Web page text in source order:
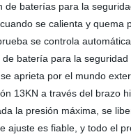
de baterías para la
se calienta y
se controla
batería para la
aprieta por el mundo
13KN a través del brazo
la presión máxima, se
ajuste es fiable, y todo el